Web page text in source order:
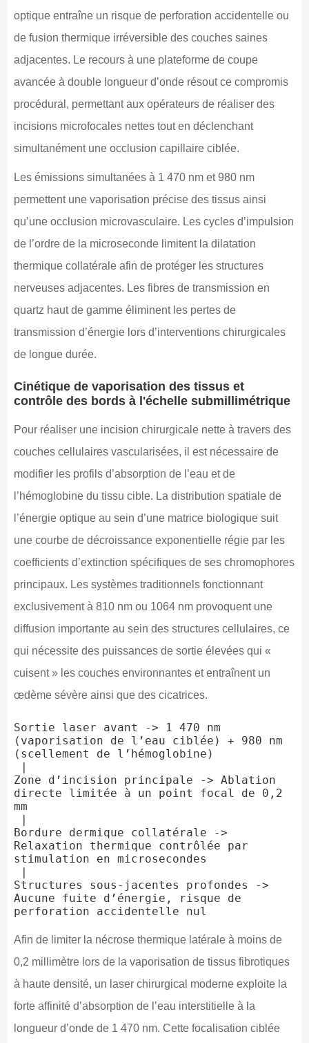
optique entraîne un risque de perforation accidentelle ou
de fusion thermique irréversible des couches saines
adjacentes. Le recours à une plateforme de coupe
avancée à double longueur d’onde résout ce compromis
procédural, permettant aux opérateurs de réaliser des
incisions microfocales nettes tout en déclenchant
simultanément une occlusion capillaire ciblée.
Les émissions simultanées à 1 470 nm et 980 nm
permettent une vaporisation précise des tissus ainsi
qu’une occlusion microvasculaire. Les cycles d’impulsion
de l’ordre de la microseconde limitent la dilatation
thermique collatérale afin de protéger les structures
nerveuses adjacentes. Les fibres de transmission en
quartz haut de gamme éliminent les pertes de
transmission d’énergie lors d’interventions chirurgicales
de longue durée.
Cinétique de vaporisation des tissus et
contrôle des bords à l'échelle submillimétrique
Pour réaliser une incision chirurgicale nette à travers des
couches cellulaires vascularisées, il est nécessaire de
modifier les profils d’absorption de l’eau et de
l’hémoglobine du tissu cible. La distribution spatiale de
l’énergie optique au sein d’une matrice biologique suit
une courbe de décroissance exponentielle régie par les
coefficients d’extinction spécifiques de ses chromophores
principaux. Les systèmes traditionnels fonctionnant
exclusivement à 810 nm ou 1064 nm provoquent une
diffusion importante au sein des structures cellulaires, ce
qui nécessite des puissances de sortie élevées qui «
cuisent » les couches environnantes et entraînent un
œdème sévère ainsi que des cicatrices.
Sortie laser avant -> 1 470 nm
(vaporisation de l’eau ciblée) + 980 nm
(scellement de l’hémoglobine)
Zone d’incision principale -> Ablation
directe limitée à un point focal de 0,2
mm
Bordure dermique collatérale ->
Relaxation thermique contrôlée par
stimulation en microsecondes
Structures sous-jacentes profondes ->
Aucune fuite d’énergie, risque de
Afin de limiter la nécrose thermique latérale à moins de
0,2 millimètre lors de la vaporisation de tissus fibrotiques
à haute densité, un laser chirurgical moderne exploite la
forte affinité d’absorption de l’eau interstitielle à la
longueur d’onde de 1 470 nm. Cette focalisation ciblée